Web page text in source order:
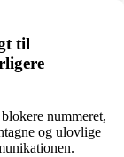
til
nummeret,
og ulovlige